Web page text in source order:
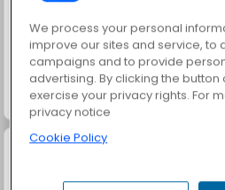
Masha and the Bear: Meadows
We process your personal
improve our sites and service, to
campaigns and to provide
advertising. By clicking the button
exercise your privacy rights. For
privacy notice
Cookie Policy